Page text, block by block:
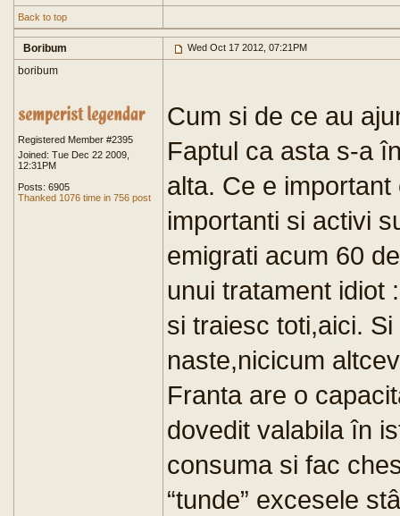
Back to top
Boribum Wed Oct 17 2012, 07:21PM
boribum
Registered Member #2395
Joined: Tue Dec 22 2009,
12:31PM
Posts: 6905
Thanked 1076 time in 756 post
Cum si de ce au
Faptul ca asta s-a
alta. Ce e
importanti si activi
emigrati acum 60
unui tratament idiot
si traiesc toti,aici.
naste,nicicum
Franta are o
dovedit valabila în
consuma si fac
“tunde” excesele